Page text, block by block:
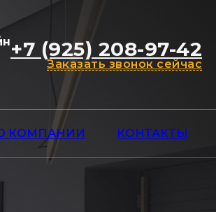
+7 (925) 208-97-42
Заказать звонок сейчас
КОМПАНИИ КОНТАКТЫ